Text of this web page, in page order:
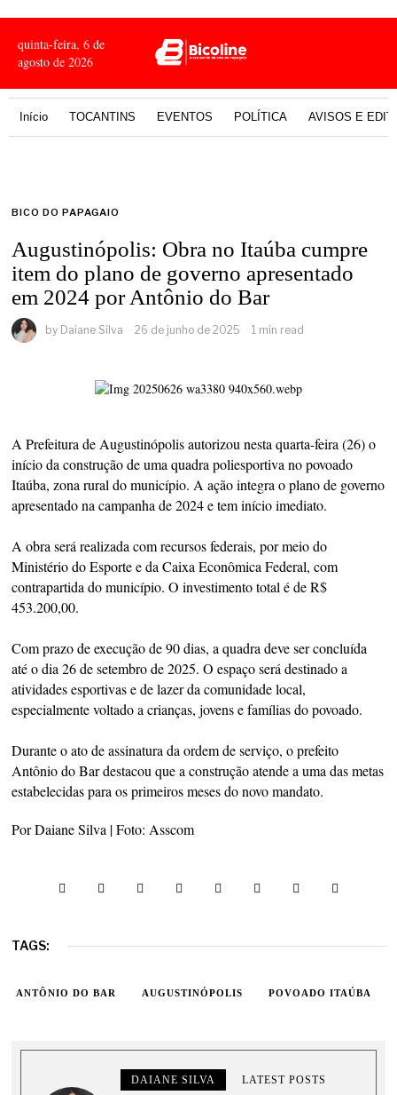
quinta-feira, 6 de
agosto de 2026
Início TOCANTINS EVENTOS POLÍTICA AVISOS E
BICO DO PAPAGAIO
Augustinópolis: Obra no Itaúba cumpre
item do plano de governo apresentado
em 2024 por Antônio do Bar
by Daiane Silva 26 de junho de 2025 1 min read
A Prefeitura de Augustinópolis autorizou nesta quarta-feira (26) o
início da construção de uma quadra poliesportiva no povoado
Itaúba, zona rural do município. A ação integra o plano de governo
apresentado na campanha de 2024 e tem início imediato.
A obra será realizada com recursos federais, por meio do
Ministério do Esporte e da Caixa Econômica Federal, com
contrapartida do município. O investimento total é de R$
453.200,00.
Com prazo de execução de 90 dias, a quadra deve ser concluída
até o dia 26 de setembro de 2025. O espaço será destinado a
atividades esportivas e de lazer da comunidade local,
especialmente voltado a crianças, jovens e famílias do povoado.
Durante o ato de assinatura da ordem de serviço, o prefeito
Antônio do Bar destacou que a construção atende a uma das metas
estabelecidas para os primeiros meses do novo mandato.
Por Daiane Silva | Foto: Asscom
TAGS:
ANTÔNIO DO BAR AUGUSTINÓPOLIS POVOADO ITAÚBA
DAIANE SILVA LATEST POSTS